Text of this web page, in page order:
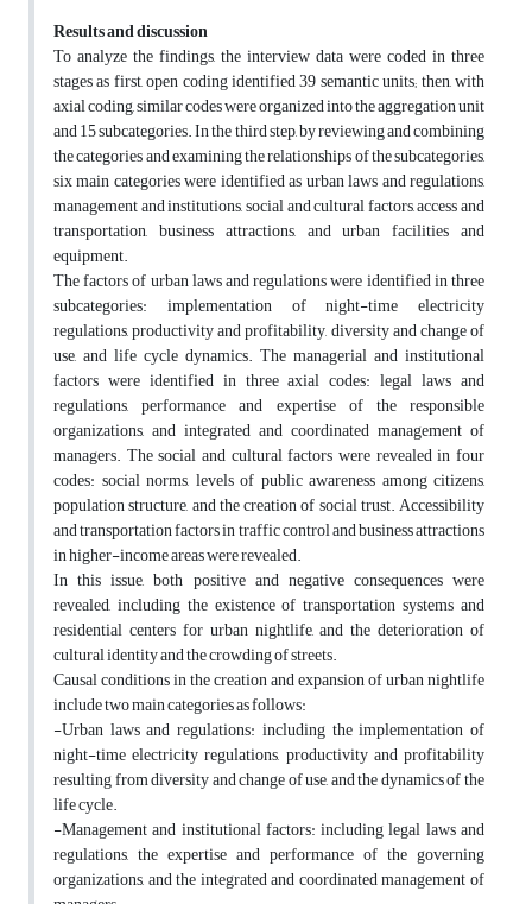
Results and discussion
To analyze the findings, the interview data were coded in three
stages as first, open coding identified 39 semantic units; then, with
axial coding, similar codes were organized into the aggregation unit
and 15 subcategories. In the third step, by reviewing and combining
the categories and examining the relationships of the subcategories,
six main categories were identified as urban laws and regulations,
management and institutions, social and cultural factors, access and
transportation, business attractions, and urban facilities and
equipment.
The factors of urban laws and regulations were identified in three
subcategories: implementation of night-time electricity
regulations, productivity and profitability, diversity and change of
use, and life cycle dynamics. The managerial and institutional
factors were identified in three axial codes: legal laws and
regulations, performance and expertise of the responsible
organizations, and integrated and coordinated management of
managers. The social and cultural factors were revealed in four
codes: social norms, levels of public awareness among citizens,
population structure, and the creation of social trust. Accessibility
and transportation factors in traffic control and business attractions
in higher-income areas were revealed.
In this issue, both positive and negative consequences were
revealed, including the existence of transportation systems and
residential centers for urban nightlife, and the deterioration of
cultural identity and the crowding of streets.
Causal conditions in the creation and expansion of urban nightlife
include two main categories as follows:
-Urban laws and regulations: including the implementation of
night-time electricity regulations, productivity and profitability
resulting from diversity and change of use, and the dynamics of the
life cycle.
-Management and institutional factors: including legal laws and
regulations, the expertise and performance of the governing
organizations, and the integrated and coordinated management of